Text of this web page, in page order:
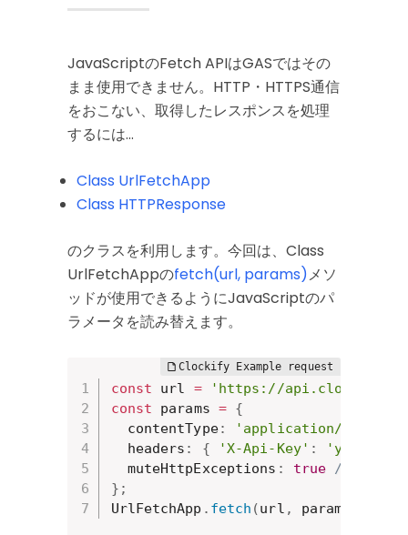
JavaScriptのFetch APIはGASではその
まま使用できません。HTTP・HTTPS通信
をおこない、取得したレスポンスを処理
するには…
Class UrlFetchApp
Class HTTPResponse
のクラスを利用します。今回は、Class
UrlFetchAppのfetch(url, params)メソ
ッドが使用できるようにJavaScriptのパ
ラメータを読み替えます。
const url =
'https://
const params = {
  contentType
: 'application/json'
  headers
: { 'X-Api-Key' :
  muteHttpExceptions
: true
// レスポ
} ;
UrlFetchApp . fetch (url , params